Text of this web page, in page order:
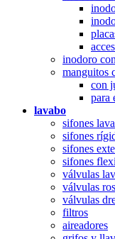
inodoro
manguitos
con
para
lavabo
sifones
sifones
sifones
sifones
válvulas
válvulas
válvulas
filtros
aireadores